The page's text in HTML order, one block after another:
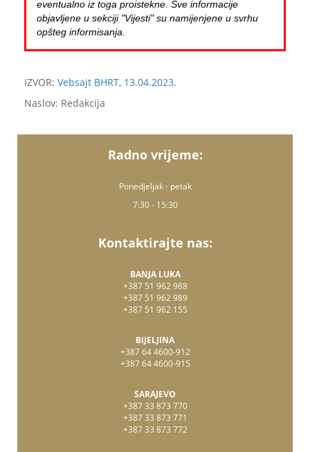
eventualno iz toga proistekne. Sve informacije
objavljene u sekciji "Vijesti" su namijenjene u svrhu
opšteg informisanja.
IZVOR: Vebsajt BHRT, 13.04.2023.
Naslov: Redakcija
Radno vrijeme:
Ponedjeljak - petak
7:30 - 15:30
Kontaktirajte nas:
BANJA LUKA
+387 51 962 988
+387 51 962 989
+387 51 962 155
BIJELJINA
+387 64 4600-912
+387 64 4600-915
SARAJEVO
+387 33 873 770
+387 33 873 771
+387 33 873 772